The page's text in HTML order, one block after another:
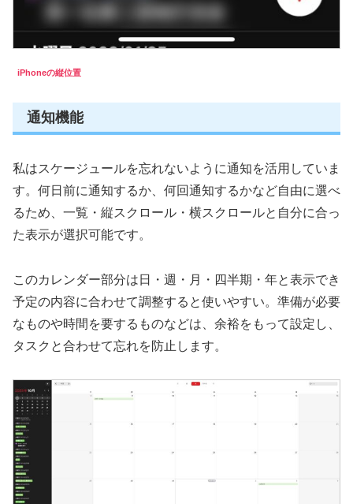
iPhoneの縦位置
通知機能
私はスケージュールを忘れないように通知を活用していま
す。何日前に通知するか、何回通知するかなど自由に選べ
るため、一覧・縦スクロール・横スクロールと自分に合っ
た表示が選択可能です。
このカレンダー部分は日・週・月・四半期・年と表示でき
予定の内容に合わせて調整すると使いやすい。準備が必要
なものや時間を要するものなどは、余裕をもって設定し、
タスクと合わせて忘れを防止します。